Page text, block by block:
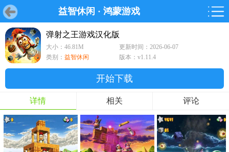
益智休闲 · 鸿蒙游戏
首页 游戏 软件
首页 游戏 软件 鸿蒙
游戏
鸿蒙
软件
专题
弹射之王游戏汉化版
大小：46.81M
更新时间：2026-06-07
类别： 益智休闲 版本：v1.11.4
开始下载
详情 相关 评论